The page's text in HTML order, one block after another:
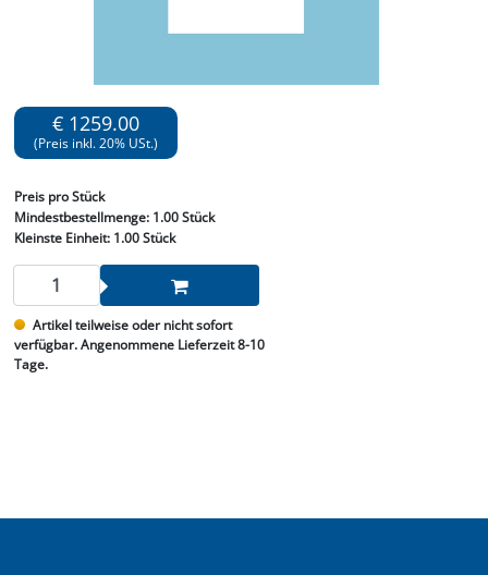
€ 1259.00
(Preis inkl. 20% USt.)
Preis pro Stück
Mindestbestellmenge: 1.00 Stück
Kleinste Einheit:1.00 Stück
Artikel teilweise oder nicht sofort
verfügbar. Angenommene Lieferzeit 8-10
Tage.